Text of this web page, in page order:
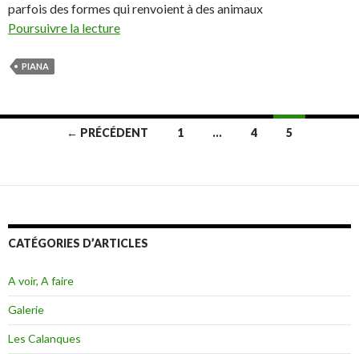
parfois des formes qui renvoient à des animaux
Poursuivre la lecture
PIANA
des
← PRÉCÉDENT 1 … 4 5
CATÉGORIES D’ARTICLES
A voir, A faire
Galerie
Les Calanques